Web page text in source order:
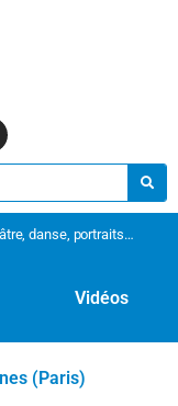
danse, portraits…
Vidéos
(Paris)